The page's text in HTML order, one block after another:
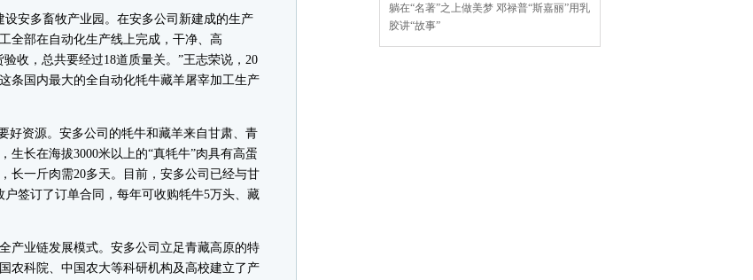
安多畜牧产业园。在安多公司新建成的生产
全部在自动化生产线上完成，干净、高
收，总共要经过18道质量关。”王志荣说，20
条国内最大的全自动化牦牛藏羊屠宰加工生产
资源。安多公司的牦牛和藏羊来自甘肃、青
生长在海拔3000米以上的“真牦牛”肉具有高蛋
长一斤肉需20多天。目前，安多公司已经与甘
签订了订单合同，每年可收购牦牛5万头、藏
业链发展模式。安多公司立足青藏高原的特
农科院、中国农大等科研机构及高校建立了产
躺在“名著”之上做美梦 邓禄普“斯嘉丽”用乳
胶讲“故事”